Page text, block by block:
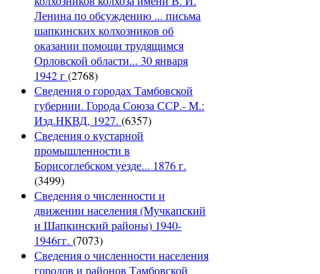
Ленина по обсуждению ... письма
шапкинских колхозников об
оказании помощи трудящимся
Орловской области... 30 января
1942 г(2768)
Сведения о городах Тамбовской
губернии. Города Союза ССР.- М.:
Изд.НКВД, 1927. (6357)
Сведения о кустарной
промышленности в
Борисоглебском уезде... 1876 г.
(3499)
Сведения о численности и
движении населения (Мучкапский
и Шапкинский районы) 1940-
1946гг. (7073)
Сведения о численности населения
городов и районов Тамбовской